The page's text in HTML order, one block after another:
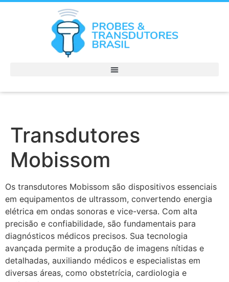
Transdutores
Mobissom
Os transdutores Mobissom são dispositivos essenciais
em equipamentos de ultrassom, convertendo energia
elétrica em ondas sonoras e vice-versa. Com alta
precisão e confiabilidade, são fundamentais para
diagnósticos médicos precisos. Sua tecnologia
avançada permite a produção de imagens nítidas e
detalhadas, auxiliando médicos e especialistas em
diversas áreas, como obstetrícia, cardiologia e